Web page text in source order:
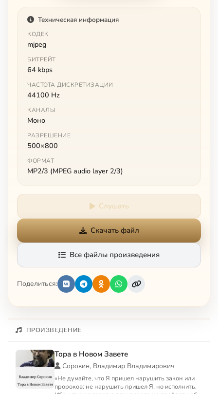
Техническая информация
КОДЕК
mjpeg
БИТРЕЙТ
64 kbps
ЧАСТОТА ДИСКРЕТИЗАЦИИ
44100 Hz
КАНАЛЫ
Моно
РАЗРЕШЕНИЕ
500×800
ФОРМАТ
MP2/3 (MPEG audio layer 2/3)
Слушать
Скачать файл
Все файлы произведения
Поделиться:
ПРОИЗВЕДЕНИЕ
Тора в Новом Завете
Сорокин, Владимир Владимирович
«Не думайте, что Я пришел нарушить закон или
пророков: не нарушить пришел Я, но исполнить.